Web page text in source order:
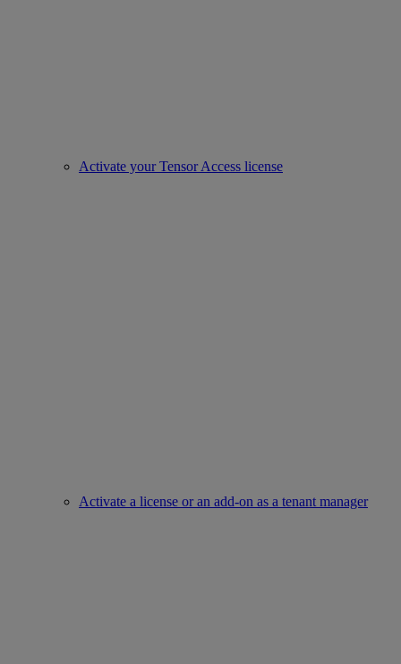
Activate your Tensor Access license
Activate a license or an add-on as a tenant manager